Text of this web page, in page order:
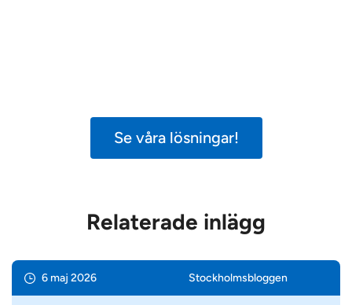
Se våra lösningar!
Relaterade inlägg
6 maj 2026 Stockholms­bloggen